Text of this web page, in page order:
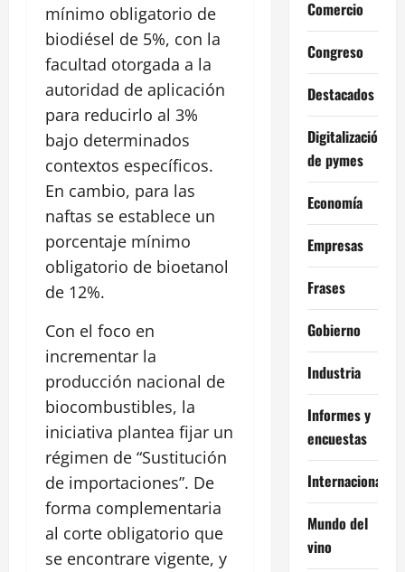
mínimo obligatorio de
biodiésel de 5%, con la
facultad otorgada a la
autoridad de aplicación
para reducirlo al 3%
bajo determinados
contextos específicos.
En cambio, para las
naftas se establece un
porcentaje mínimo
obligatorio de bioetanol
de 12%.
Con el foco en
incrementar la
producción nacional de
biocombustibles, la
iniciativa plantea fijar un
régimen de “Sustitución
de importaciones”. De
forma complementaria
al corte obligatorio que
se encontrare vigente, y
Comercio
Congreso
Destacados
Digitalización
de pymes
Economía
Empresas
Frases
Gobierno
Industria
Informes y
encuestas
Internacional
Mundo del
vino